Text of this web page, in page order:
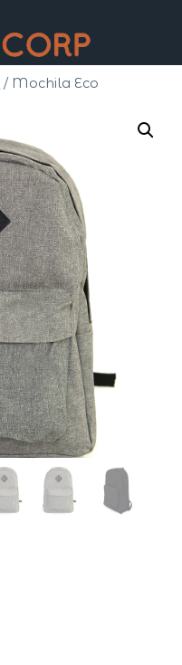
/ Mochila Eco